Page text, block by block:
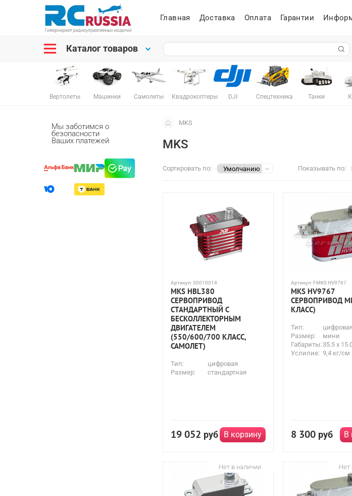
Главная Доставка Оплата Гарантии
Каталог товаров
Вертолеты Машинки Самолеты Квадрокоптеры DJI Спецтехника Танки
Мы заботимся о
безопасности
Ваших платежей
MKS
MKS
Сортировать по: Показывать по:
Артикул:S0010014
MKS HBL380
СЕРВОПРИВОД
СТАНДАРТНЫЙ С
БЕСКОЛЛЕКТОРНЫМ
ДВИГАТЕЛЕМ
(550/600/700 КЛАСС,
САМОЛЕТ)
Тип:
цифровая
Размер:
стандартная
19 052 руб В корзину
Артикул:f-MKS HV9767
MKS HV9767
СЕРВОПРИВОД
КЛАСС)
Тип:
цифровая
Размер:
мини
Габариты: 35.5 x
Услилие: 9,4 кг/см
8 300 руб В
Нет в наличии Нет